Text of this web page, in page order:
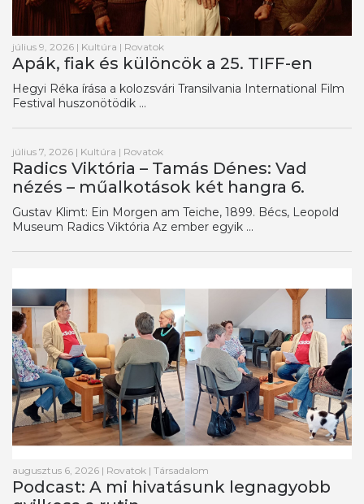
július 9, 2026 | Kultúra | Rovatok
Apák, fiak és különcök a 25. TIFF-en
Hegyi Réka írása a kolozsvári Transilvania International Film
Festival huszonötödik ...
július 7, 2026 | Kultúra | Rovatok
Radics Viktória – Tamás Dénes: Vad
nézés – műalkotások két hangra 6.
Gustav Klimt: Ein Morgen am Teiche, 1899. Bécs, Leopold
Museum Radics Viktória Az ember egyik ...
augusztus 6, 2026 | Rovatok | Társadalom
Podcast: A mi hivatásunk legnagyobb